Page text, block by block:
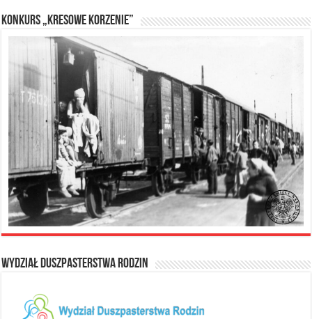
Konkurs „Kresowe Korzenie”
Wydział Duszpasterstwa Rodzin